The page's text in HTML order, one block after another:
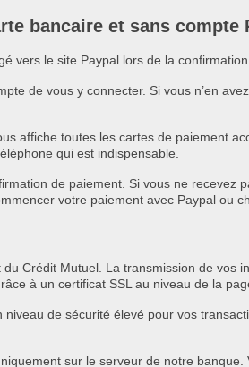
bancaire et sans compte
vers le site Paypal lors de la
de vous y connecter. Si vous n’en
affiche toutes les cartes de paiement
qui est indispensable.
de paiement. Si vous ne recevez
votre paiement avec Paypal ou
Crédit Mutuel. La transmission de vos
à un certificat SSL au niveau de la
de sécurité élevé pour vos
sur le serveur de notre